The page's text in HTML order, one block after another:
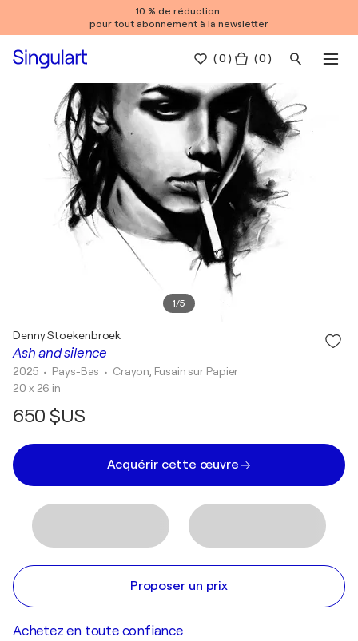
10 % de réduction
pour tout abonnement à la newsletter
(0 ) ( 0 )
1/5
Ash and silence
Denny Stoekenbroek
2025 • Pays-Bas • Crayon, Fusain sur Papier
20 x 26 in
650 $US
Acquérir cette œuvre
Proposer un prix
Achetez en toute confiance